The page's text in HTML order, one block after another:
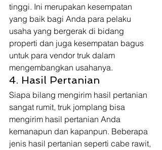
tinggi. Ini merupakan kesempatan
yang baik bagi Anda para pelaku
usaha yang bergerak di bidang
properti dan juga kesempatan bagus
untuk para vendor truk dalam
mengembangkan usahanya.
4. Hasil Pertanian
Siapa bilang mengirim hasil pertanian
sangat rumit, truk jomplang bisa
mengirim hasil pertanian Anda
kemanapun dan kapanpun. Beberapa
jenis hasil pertanian seperti cabe rawit,